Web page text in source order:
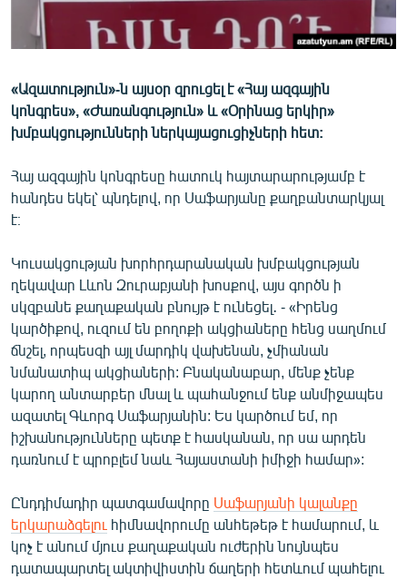
ՏՏ ԵՒ ԻՆՏԵՐՆԵՏ
ԱՐԽԻՎ
ՏԵՍԱՆՅՈՒԹԵՐ
ՁԳՏԵԼՈՎ ԼԱՎԱԳՈՒՅՆԻՆ
ՓՈԴՔԱՍԹ
Հայերեն
English
Русский
ՀԵՏԵՎԵՔ ՄԵԶ
«Ազատության» բոլոր կայքերը
«Ազատություն»-ն այսօր զրուցել է «Հայ ազգային
կոնգրես», «Ժառանգություն» և «Օրինաց երկիր»
խմբակցությունների ներկայացուցիչների հետ:
Հայ ազգային կոնգրեսը հատուկ հայտարարությամբ է
հանդես եկել՝ պնդելով, որ Սաֆարյանը քաղբանտարկյալ
է։
Կուսակցության խորհրդարանական խմբակցության
ղեկավար Լևոն Զուրաբյանի խոսքով, այս գործն ի
սկզբանե քաղաքական բնույթ է ունեցել․ - «Իրենց
կարծիքով, ուզում են բողոքի ակցիաները հենց սաղմում
ճնշել, որպեսզի այլ մարդիկ վախենան, չմիանան
նմանատիպ ակցիաների: Բնականաբար, մենք չենք
կարող անտարբեր մնալ և պահանջում ենք անմիջապես
ազատել Գևորգ Սաֆարյանին: Ես կարծում եմ, որ
իշխանությունները պետք է հասկանան, որ սա արդեն
դառնում է պրոբլեմ նաև Հայաստանի իմիջի համար»:
Ընդդիմադիր պատգամավորը Սաֆարյանի կալանքը
երկարաձգելու հիմնավորումը անհեթեթ է համարում, և
կոչ է անում մյուս քաղաքական ուժերին նույնպես
դատապարտել ակտիվիստին ճաղերի հետևում պահելու